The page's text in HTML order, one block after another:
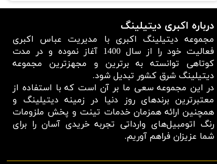
درباره اکبری دیتیلینگ
مجموعه دیتیلینگ اکبری با مدیریت عباس اکبری
فعالیت خود را از سال 1400 آغاز نموده و در مدت
کوتاهی توانسته به برترین و مجهزترین مجموعه
دیتیلینگ شرق کشور تبدیل شود.
در این مجموعه سعی ما بر آن است که با استفاده از
معتبر‌ترین برند‌های روز دنیا در زمینه دیتیلینگ و
همچنین ارائه همزمان خدمات تینت و پخش ملزومات
رنگ اتومبیل‌های وارداتی تجربه خریدی آسان را برای
شما عزیزان فراهم آوریم.​​​​​​​